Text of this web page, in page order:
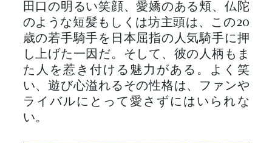
田口の明るい笑顔、愛嬌のある頬、仏陀
のような短髪もしくは坊主頭は、この20
歳の若手騎手を日本屈指の人気騎手に押
し上げた一因だ。そして、彼の人柄もま
た人を惹き付ける魅力がある。よく笑
い、遊び心溢れるその性格は、ファンや
ライバルにとって愛さずにはいられな
い。